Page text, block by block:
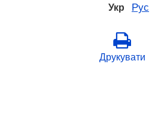
Укр Рус
Друкувати